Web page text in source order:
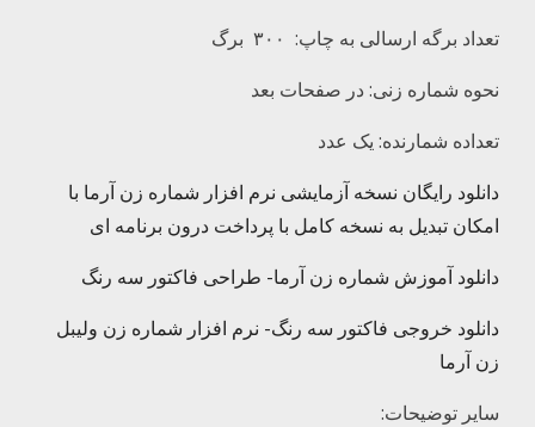
تعداد برگه ارسالی به چاپ: ۳۰۰ برگ
نحوه شماره زنی: در صفحات بعد
تعداده شمارنده: یک عدد
دانلود رایگان نسخه آزمایشی نرم افزار شماره زن آرما با
امکان تبدیل به نسخه کامل با پرداخت درون برنامه ای
دانلود آموزش شماره زن آرما- طراحی فاکتور سه رنگ
دانلود خروجی فاکتور سه رنگ- نرم افزار شماره زن ولیبل
زن آرما
سایر توضیحات: